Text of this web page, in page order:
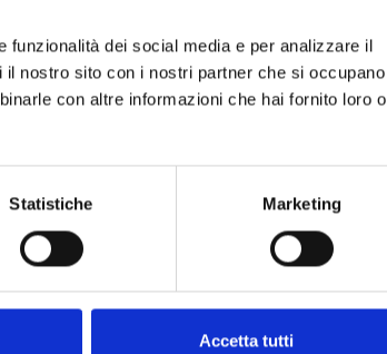
dei social media e per analizzare il
nostro sito con i nostri partner che si occupano
con altre informazioni che hai fornito loro o
Statistiche Marketing
Accetta tutti
e sul riconoscimento pubblico, questi
Per vincere il titolo diSustainable Packaging
Eccellenza Professionale e Risultati
evidenzia il continuo impegno dell’azienda